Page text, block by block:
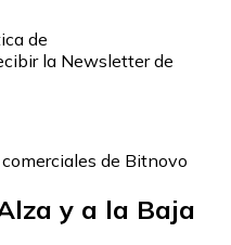
de
la Newsletter de
de Bitnovo
y a la Baja